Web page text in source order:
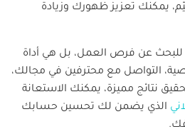
يمكنك تعزيز ظهورك وزيادة
عن فرص العمل، بل هي أداة
التواصل مع محترفين في مجالك،
نتائج مميزة، يمكنك الاستعانة
الذي يضمن لك تحسين حسابك